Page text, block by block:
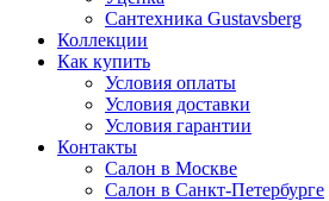
Сантехника Gustavsberg
Коллекции
Как купить
Условия оплаты
Условия доставки
Условия гарантии
Контакты
Салон в Москве
Салон в Санкт-Петербурге